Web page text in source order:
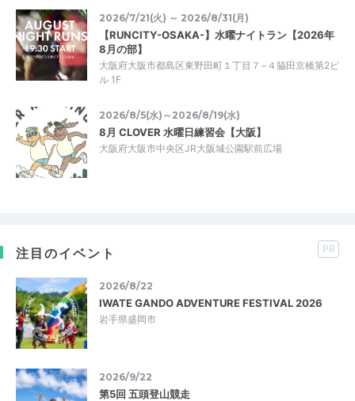
2026/7/21(火) ～ 2026/8/31(月)
【RUNCITY-OSAKA-】水曜ナイトラン【2026年
8月の部】
大阪府大阪市都島区東野田町１丁目７−４脇田京橋第2ビ
ル 1F
2026/8/5(水)～2026/8/19(水)
8月 CLOVER 水曜日練習会【大阪】
大阪府大阪市中央区JR大阪城公園駅前広場
注目のイベント PR
2026/8/22
IWATE GANDO ADVENTURE FESTIVAL 2026
岩手県盛岡市
2026/9/22
第5回 五頭登山競走